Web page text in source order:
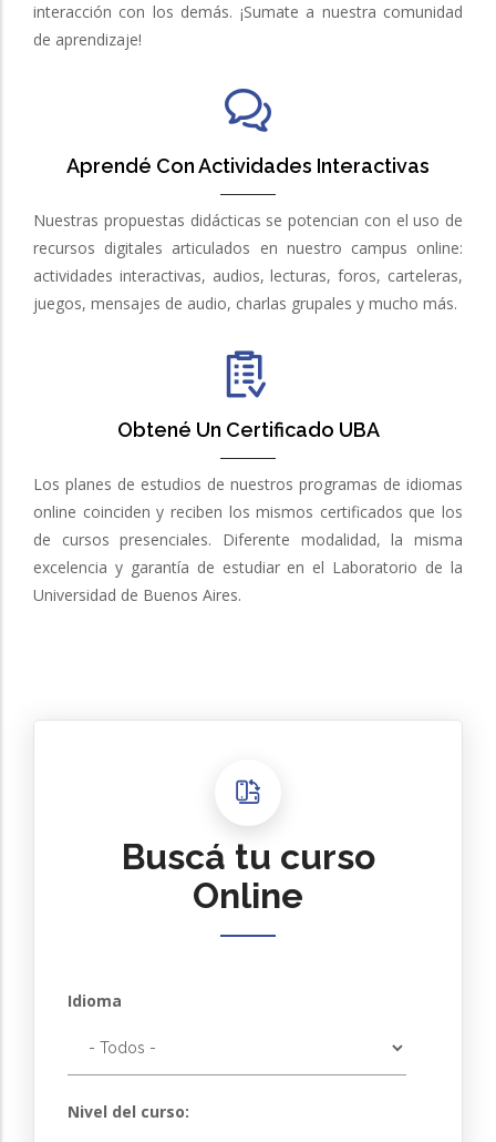
interacción con los demás. ¡Sumate a nuestra comunidad
de aprendizaje!
Aprendé Con Actividades Interactivas
Nuestras propuestas didácticas se potencian con el uso de
recursos digitales articulados en nuestro campus online:
actividades interactivas, audios, lecturas, foros, carteleras,
juegos, mensajes de audio, charlas grupales y mucho más.
Obtené Un Certificado UBA
Los planes de estudios de nuestros programas de idiomas
online coinciden y reciben los mismos certificados que los
de cursos presenciales. Diferente modalidad, la misma
excelencia y garantía de estudiar en el Laboratorio de la
Universidad de Buenos Aires.
Buscá tu curso
Online
Idioma
Nivel del curso: